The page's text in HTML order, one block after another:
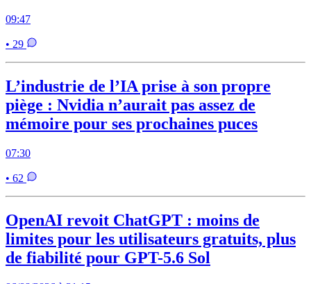
09:47
• 29
L’industrie de l’IA prise à son propre
piège : Nvidia n’aurait pas assez de
mémoire pour ses prochaines puces
07:30
• 62
OpenAI revoit ChatGPT : moins de
limites pour les utilisateurs gratuits, plus
de fiabilité pour GPT-5.6 Sol